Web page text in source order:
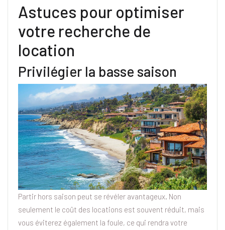
Astuces pour optimiser
votre recherche de
location
Privilégier la basse saison
Partir hors saison peut se révéler avantageux. Non
seulement le coût des locations est souvent réduit, mais
vous éviterez également la foule, ce qui rendra votre